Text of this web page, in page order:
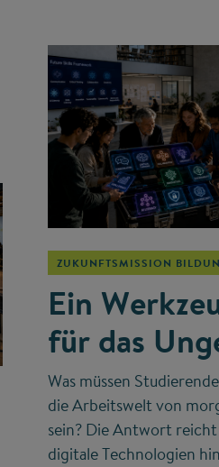
ZUKUNFTSMISSION
Ein
für das
Was müssen
die Arbeitswelt von
sein? Die Antwort
digitale Technologien